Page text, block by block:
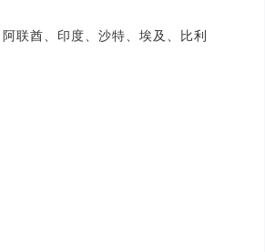
联酋、印度、沙特、埃及、比利